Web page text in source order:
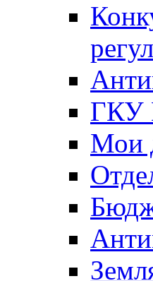
ГКУ
Мои